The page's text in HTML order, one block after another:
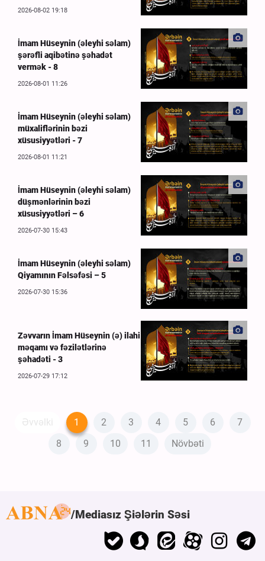
2026-08-02 19:18
İmam Hüseynin (əleyhi səlam)
şərəfli aqibətinə şəhadət
vermək - 8
2026-08-01 11:26
İmam Hüseynin (əleyhi səlam)
müxaliflərinin bəzi
xüsusiyyətləri - 7
2026-08-01 11:21
İmam Hüseynin (əleyhi səlam)
düşmənlərinin bəzi
xüsusiyyətləri – 6
2026-07-30 15:43
İmam Hüseynin (əleyhi səlam)
Qiyamının Fəlsəfəsi – 5
2026-07-30 15:36
Zəvvarın İmam Hüseynin (ə) ilahi
məqamı və fəzilətlərinə
şəhadəti - 3
2026-07-29 17:12
Əvvəlki 1 2 3 4 5 6
7
8
9 10 11 Növbəti
Mediasız Şiələrin Səsi